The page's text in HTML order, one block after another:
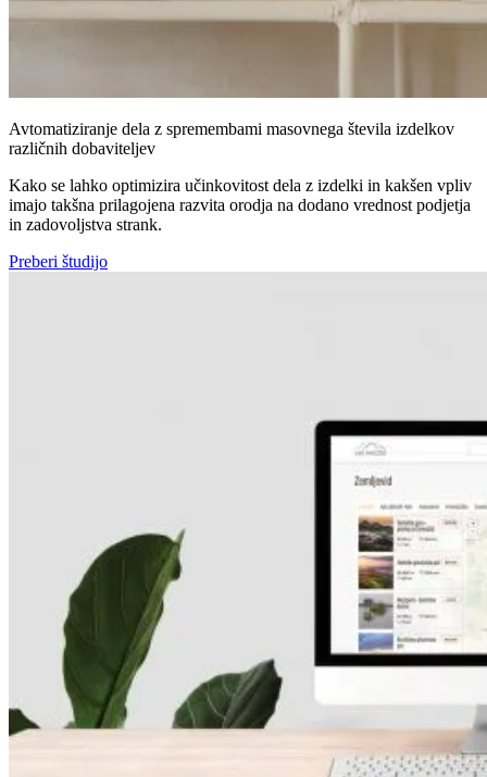
Avtomatiziranje dela z spremembami masovnega števila izdelkov
različnih dobaviteljev
Kako se lahko optimizira učinkovitost dela z izdelki in kakšen vpliv
imajo takšna prilagojena razvita orodja na dodano vrednost podjetja
in zadovoljstva strank.
Preberi študijo